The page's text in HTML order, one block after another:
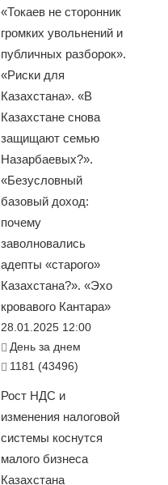
«Токаев не сторонник
громких увольнений и
публичных разборок».
«Риски для
Казахстана». «В
Казахстане снова
защищают семью
Назарбаевых?».
«Безусловный
базовый доход:
почему
заволновались
адепты «старого»
Казахстана?». «Эхо
кровавого Кантара»
28.01.2025 12:00
День за днем
1181 (43496)
Рост НДС и
изменения налоговой
системы коснутся
малого бизнеса
Казахстана